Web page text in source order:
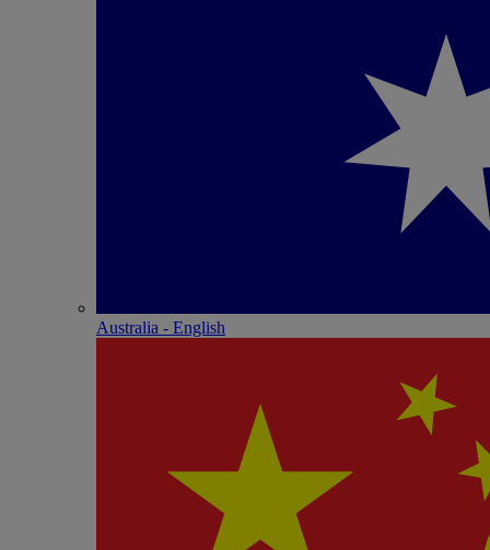
Australia - English